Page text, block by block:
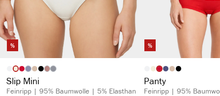
%
Artikelfarbeauswählen
(Diese Option ist zurzeit nicht verfügbar.)
(Diese Option ist zurzeit nicht verfügbar.)
(Diese Option ist zurzeit nicht verfügbar.)
Slip Mini
Feinripp | 95% Baumwolle | 5% Elasthan
%
Artikelfarbe
Panty
Feinripp | 95%